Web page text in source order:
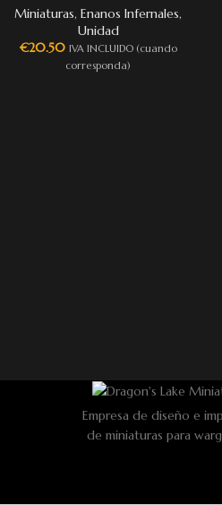
Miniaturas, Enanos Infernales,
Unidad
€20.50 IVA INCLUIDO (cuando
corresponda)
Empresa de diseño e
de miniaturas para